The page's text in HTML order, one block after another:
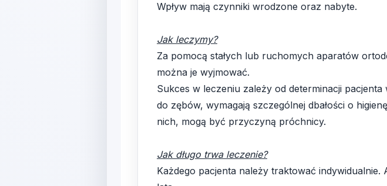
Wpływ mają czynniki wrodzone oraz nabyte.
Jak leczymy?
Za pomocą stałych lub ruchomych aparatów
można je wyjmować.
Sukces w leczeniu zależy od determinacji
do zębów, wymagają szczególnej dbałości o
nich, mogą być przyczyną próchnicy.
Jak długo trwa leczenie?
Każdego pacjenta należy traktować